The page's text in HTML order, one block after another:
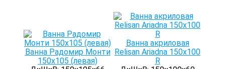
Ванна Радомир Монти
150x105 (левая)
Ванна акриловая
Relisan Ariadna 150x100
R